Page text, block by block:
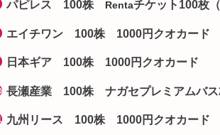
パピレス 100株 Rentaチケット100枚
エイチワン 100株 1000円クオカード
日本ギア 100株 1000円クオカード
長瀬産業 100株 ナガセプレミアムバス
九州リース 100株 1000円クオカード